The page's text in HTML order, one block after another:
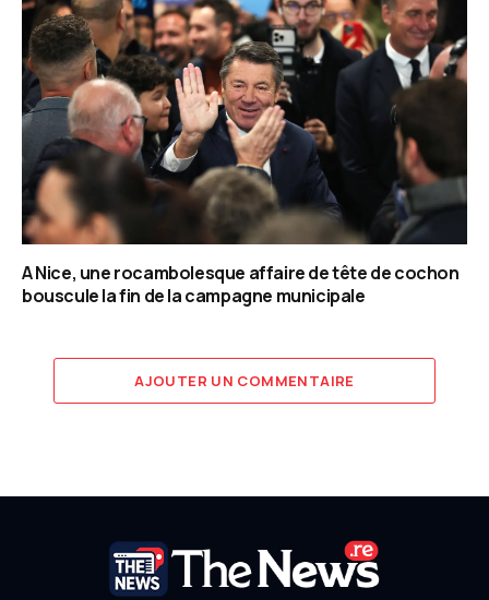
A Nice, une rocambolesque affaire de tête de cochon
bouscule la fin de la campagne municipale
AJOUTER UN COMMENTAIRE